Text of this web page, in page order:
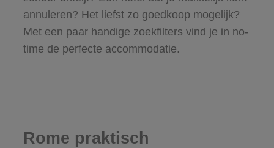
annuleren? Het liefst zo goedkoop mogelijk?
Met een paar handige zoekfilters vind je in no-
time de perfecte accommodatie.
Rome praktisch